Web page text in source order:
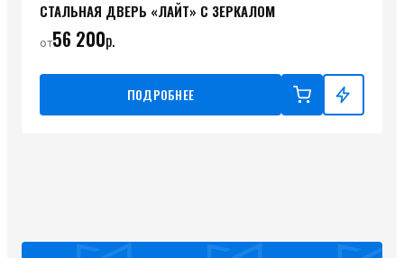
СТАЛЬНАЯ ДВЕРЬ «ЛАЙТ» С ЗЕРКАЛОМ
от56 200р.
ПОДРОБНЕЕ